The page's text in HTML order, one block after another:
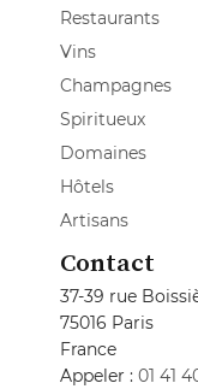
Restaurants
Vins
Champagnes
Spiritueux
Domaines
Hôtels
Artisans
Contact
37-39 rue
75016 Paris
France
Appeler : 01 41